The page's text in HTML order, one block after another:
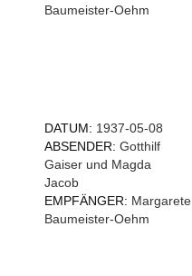
Baumeister-Oehm
DATUM: 1937-05-08
ABSENDER:Gotthilf
Gaiser und Magda
Jacob
EMPFÄNGER: Margarete
Baumeister-Oehm